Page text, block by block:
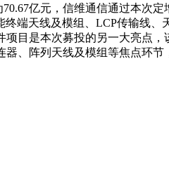
亿元，信维通信通过本次
端天线及模组、LCP传输线
目是本次募投的另一大亮点
、阵列天线及模组等焦点环节